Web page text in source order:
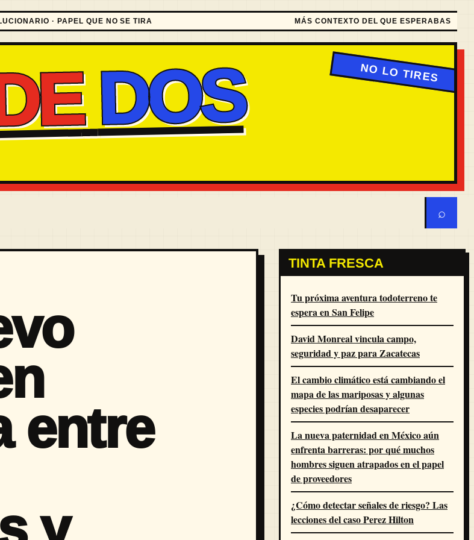
· PAPEL QUE NO SE TIRA MÁS CONTEXTO DEL QUE ESPERABAS
DOS
⌕
entre
TINTA FRESCA
Tu próxima aventura todoterreno te
espera en San Felipe
David Monreal vincula campo,
seguridad y paz para Zacatecas
El cambio climático está cambiando el
mapa de las mariposas y algunas
especies podrían desaparecer
La nueva paternidad en México aún
enfrenta barreras: por qué muchos
hombres siguen atrapados en el papel
de proveedores
¿Cómo detectar señales de riesgo? Las
lecciones del caso Perez Hilton